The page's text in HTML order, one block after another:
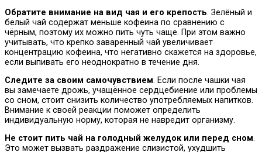
Обратите внимание на вид чая и его крепость. Зелёный и
белый чай содержат меньше кофеина по сравнению с
чёрным, поэтому их можно пить чуть чаще. При этом важно
учитывать, что крепко заваренный чай увеличивает
концентрацию кофеина, что негативно скажется на здоровье,
если выпивать его неоднократно в течение дня.
Следите за своим самочувствием. Если после чашки чая
вы замечаете дрожь, учащённое сердцебиение или проблемы
со сном, стоит снизить количество употребляемых напитков.
Внимание к своей реакции поможет определить
индивидуальную норму, которая не навредит организму.
Не стоит пить чай на голодный желудок или перед сном.
Это может вызвать раздражение слизистой, ухудшить